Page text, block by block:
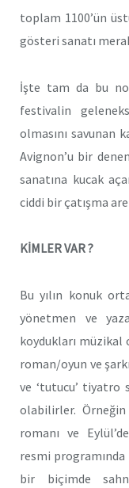
toplam 1100’ün
gösteri sanatı
İşte tam da bu
festivalin
olmasını savunan
Avignon’u bir
sanatına kucak
ciddi bir çatışma
KİMLER VAR ?
Bu yılın konuk
yönetmen ve
koydukları müzikal
roman/oyun ve
ve ‘tutucu’
olabilirler. Örneğin
romanı ve
resmi
bir biçimde